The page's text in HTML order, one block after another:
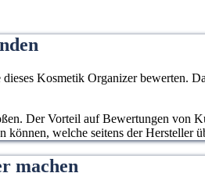
Kosmetik Organizer bewerten.
Der Vorteil auf Bewertungen von
können, welche seitens der Hersteller
machen